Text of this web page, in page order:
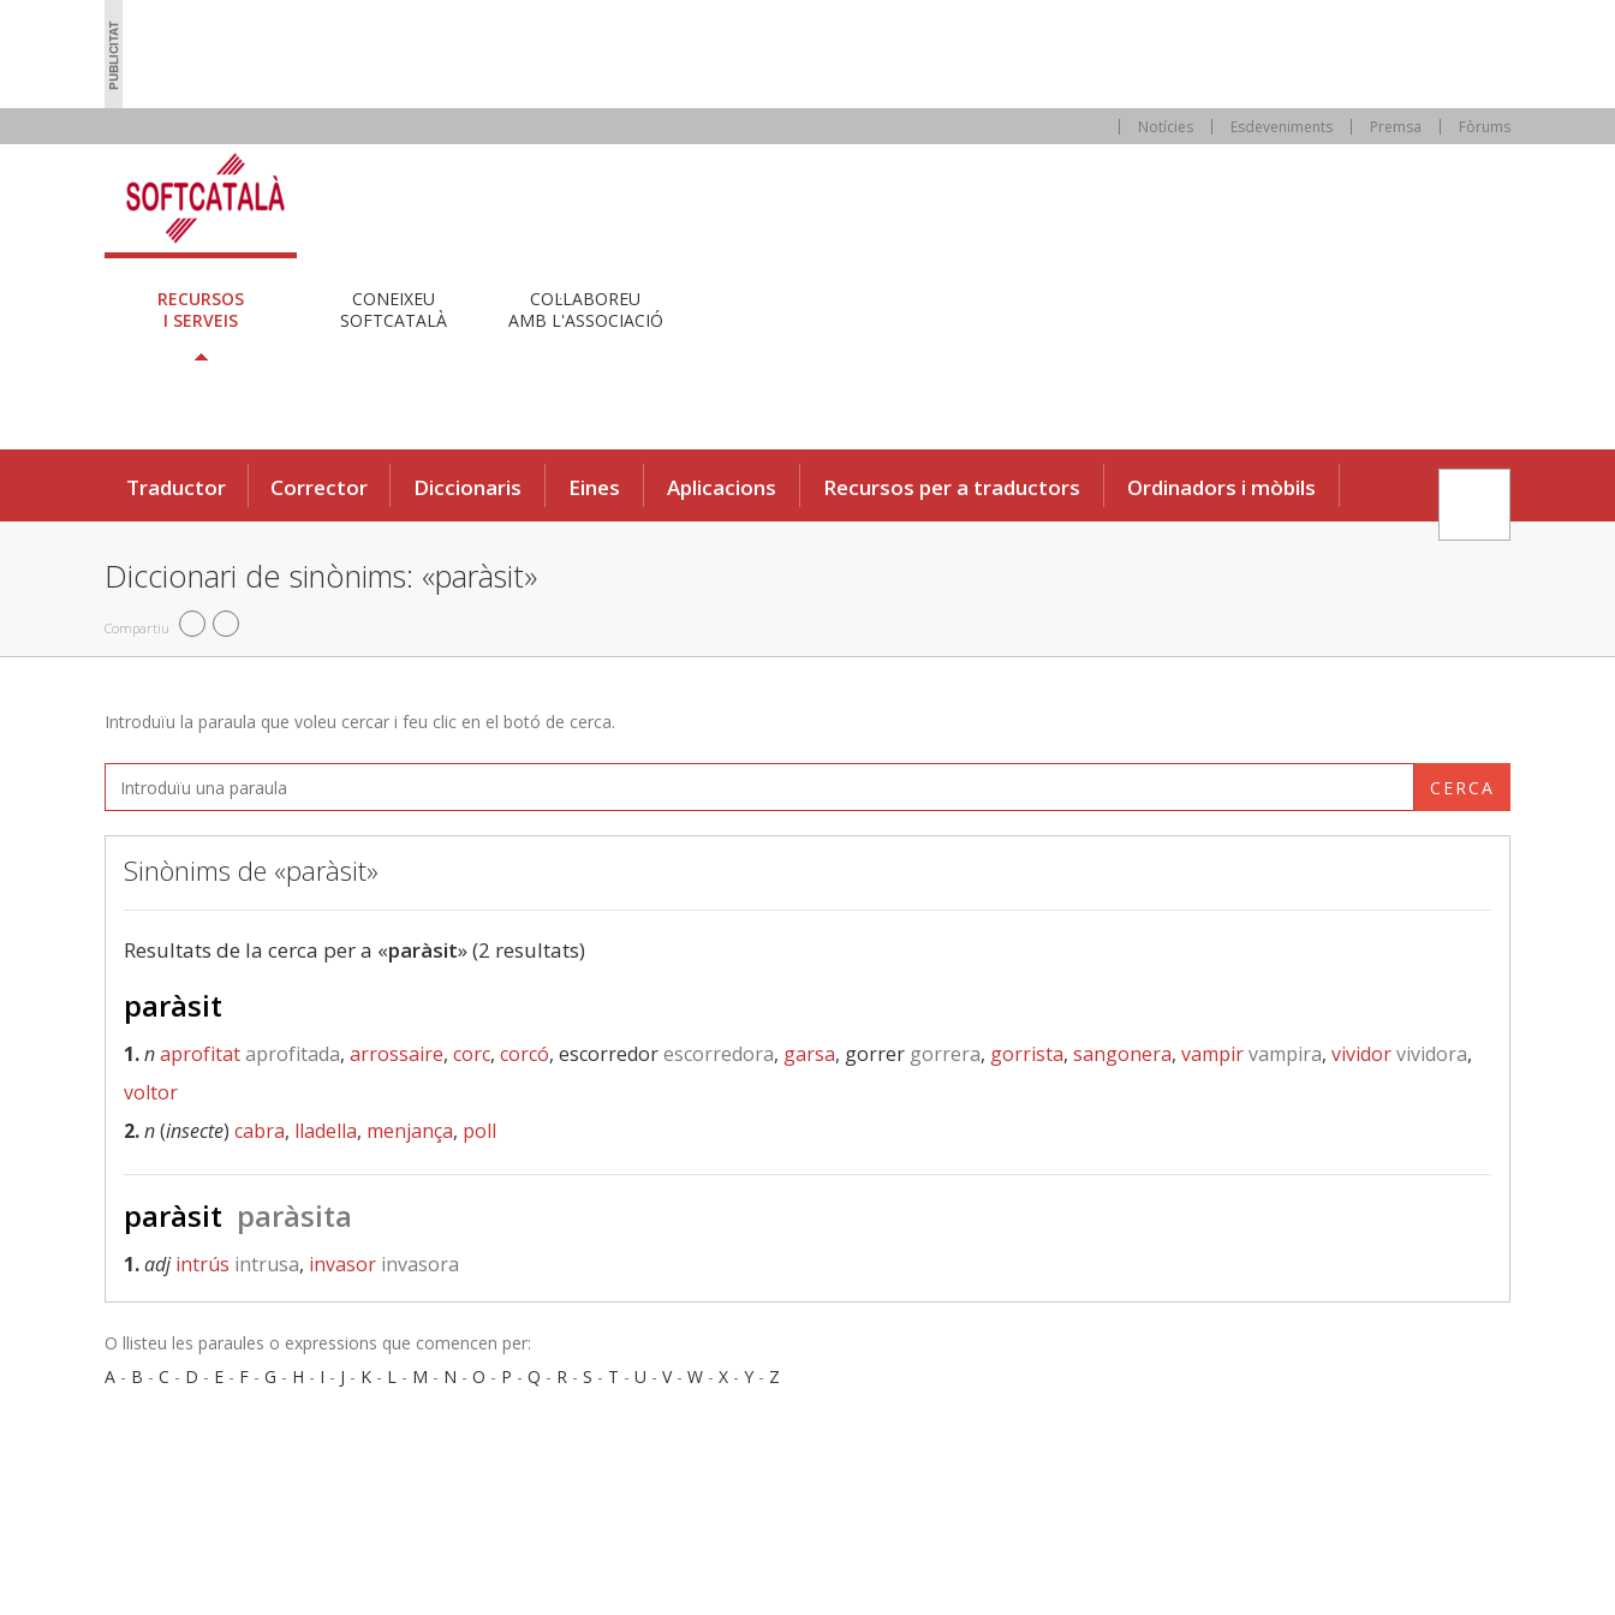
Notícies Esdeveniments Premsa Fòrums
RECURSOS
I SERVEIS
CONEIXEU
SOFTCATALÀ
COL·LABOREU
AMB L'ASSOCIACIÓ
Traductor Corrector Diccionaris Eines Aplicacions Recursos per a traductors Ordinadors i mòbils
Diccionari de sinònims: «paràsit»
Compartiu
Introduïu la paraula que voleu cercar i feu clic en el botó de cerca.
CERCA
Sinònims de «paràsit»
Resultats de la cerca per a «paràsit» (2 resultats)
paràsit
1.naprofitataprofitada, arrossaire, corc, corcó, escorredorescorredora, garsa, gorrer gorrera, gorrista, sangonera, vampirvampira, vividorvividora,
voltor
2.n(insecte) cabra, lladella, menjança, poll
paràsit paràsita
1.adj intrús intrusa, invasor invasora
O llisteu les paraules o expressions que comencen per:
A - B - C - D - E - F - G - H - I - J - K - L - M - N - O - P - Q - R - S - T - U - V- W - X - Y - Z